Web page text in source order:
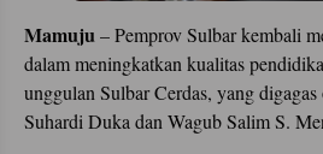
Mamuju– Pemprov Sulbar kembali
dalam meningkatkan kualitas
unggulan Sulbar Cerdas, yang
Suhardi Duka dan Wagub Salim S.